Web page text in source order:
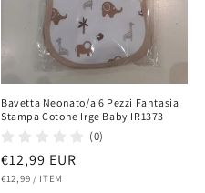
Bavetta Neonato/a 6 Pezzi Fantasia
Stampa Cotone Irge Baby IR1373
(0)
Prezzo
di
€12,99 EUR
PREZZO
€12,99 / PER
ITEM